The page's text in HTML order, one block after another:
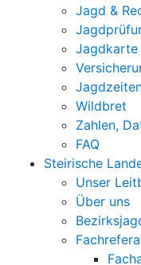
Jagd &
Jagdkarte
Wildbret
Zahlen,
FAQ
Steirische
Unser
Über uns